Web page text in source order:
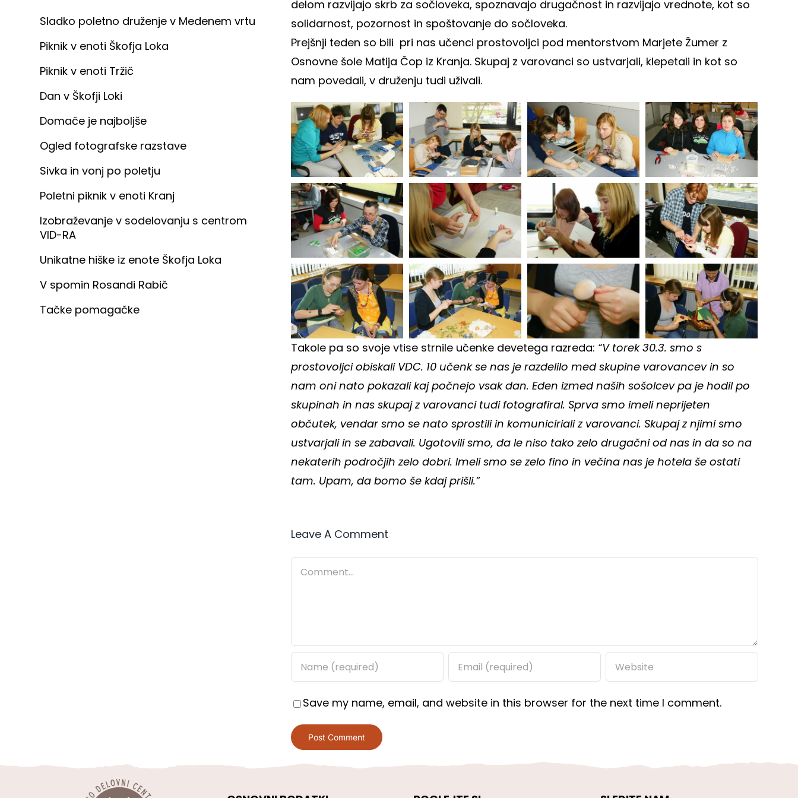
Sladko poletno druženje v Medenem vrtu
Piknik v enoti Škofja Loka
Piknik v enoti Tržič
Dan v Škofji Loki
Domače je najboljše
Ogled fotografske razstave
Sivka in vonj po poletju
Poletni piknik v enoti Kranj
Izobraževanje v sodelovanju s centrom
VID-RA
Unikatne hiške iz enote Škofja Loka
V spomin Rosandi Rabič
Tačke pomagačke
delom razvijajo skrb za sočloveka, spoznavajo drugačnost in razvijajo vrednote, kot so
solidarnost, pozornost in spoštovanje do sočloveka.
Prejšnji teden so bili pri nas učenci prostovoljci pod mentorstvom Marjete Žumer z
Osnovne šole Matija Čop iz Kranja. Skupaj z varovanci so ustvarjali, klepetali in kot so
nam povedali, v druženju tudi uživali.
Takole pa so svoje vtise strnile učenke devetega razreda: “V torek 30.3. smo s
prostovoljci obiskali VDC. 10 učenk se nas je razdelilo med skupine varovancev in so
nam oni nato pokazali kaj počnejo vsak dan. Eden izmed naših sošolcev pa je hodil po
skupinah in nas skupaj z varovanci tudi fotografiral. Sprva smo imeli neprijeten
občutek, vendar smo se nato sprostili in komuniciriali z varovanci. Skupaj z njimi smo
ustvarjali in se zabavali. Ugotovili smo, da le niso tako zelo drugačni od nas in da so na
nekaterih področjih zelo dobri. Imeli smo se zelo fino in večina nas je hotela še ostati
tam. Upam, da bomo še kdaj prišli.”
Leave A Comment
Comment
Save my name, email, and website in this browser for the next time I comment.